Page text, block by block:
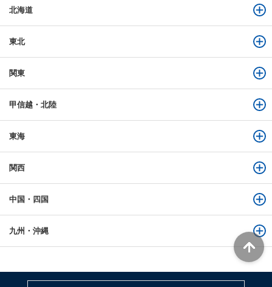
北海道
東北
関東
甲信越・北陸
東海
関西
中国・四国
九州・沖縄